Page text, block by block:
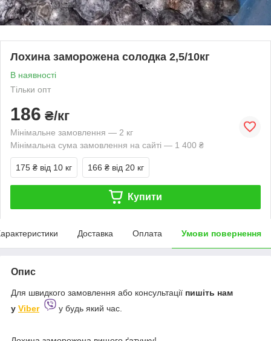
Лохина заморожена солодка 2,5/10кг
В наявності
Тільки опт
186 ₴/кг
Мінімальне замовлення — 2 кг
Мінімальна сума замовлення на сайті — 1 400 ₴
175 ₴ від 10 кг 166 ₴ від 20 кг
Купити
Доставка Оплата Умови повернення
Опис
Для швидкого замовлення або консультації пишіть нам
у Viber у будь який час.